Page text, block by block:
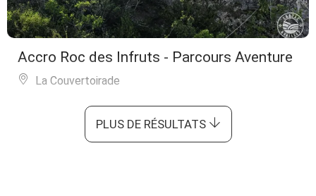
Accro Roc des Infruts - Parcours Aventure
La Couvertoirade
PLUS DE RÉSULTATS